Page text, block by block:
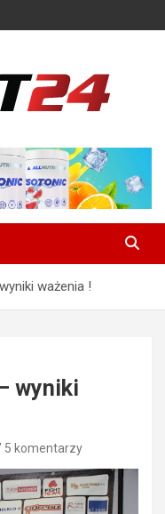
i K-1, UFC
ważenia !
wyniki
5 komentarzy